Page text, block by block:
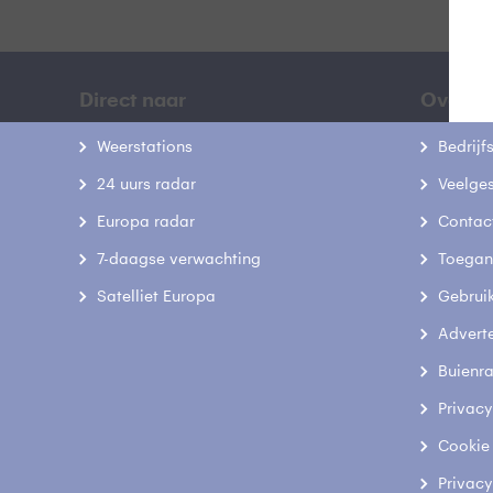
Direct naar
Weerstations
24 uurs radar
Europa radar
7-daagse verwachting
Satelliet Europa
Over